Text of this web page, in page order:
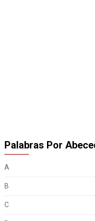
Palabras Por
A
B
C